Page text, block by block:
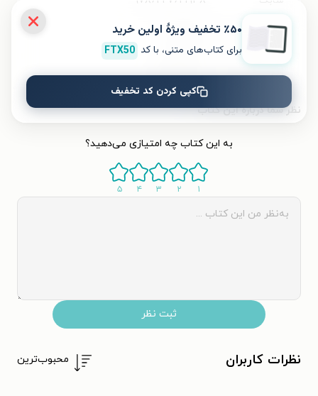
تعداد صفحه‌ها ۸۲ صفحه
قیمت کتاب ۱۰۰۰۰ تومان
نظر شما دربارهٔ این کتاب
به این کتاب چه امتیازی می‌دهید؟
۱ ۲ ۳ ۴ ۵
ثبت نظر
نظرات کاربران محبوب‌ترین
٪۵۰ تخفیف ویژۀ اولین خرید
برای کتاب‌های متنی، با کد FTX50
کپی کردن کد تخفیف